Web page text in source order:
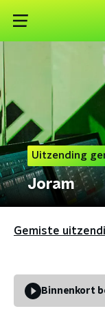
Uitzending
Joram
Gemiste
Binnenkort